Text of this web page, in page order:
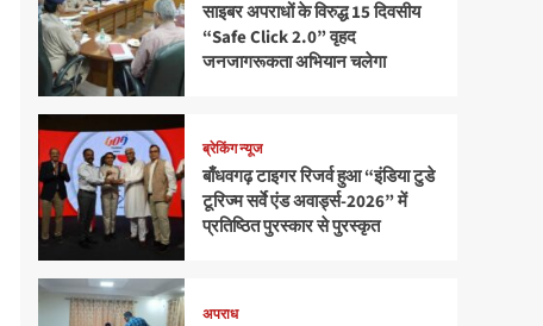
साइबर अपराधों के विरुद्ध 15 दिवसीय
“Safe Click 2.0” वृहद
जनजागरूकता अभियान चलेगा
ब्रेकिंग न्यूज
बाँधवगढ़ टाइगर रिजर्व हुआ “इंडिया टुडे
टूरिज्म सर्वे एंड अवार्ड्स-2026” में
प्रतिष्ठित पुरस्कार से पुरस्कृत
अपराध